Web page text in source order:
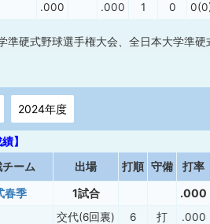
.000 .000 1 0
準硬式野球選手権大会、全日本大学準
2024年度
】
ーム 出場 打順 守備 打率
春季 1試合 .000
交代(6回裏) 6 打 .000